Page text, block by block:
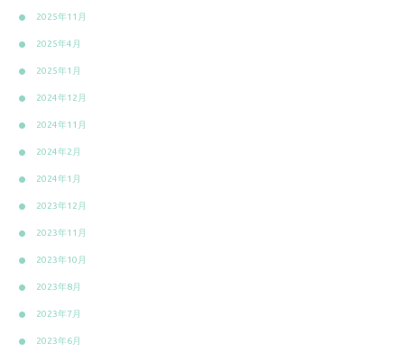
2025年11月
2025年4月
2025年1月
2024年12月
2024年11月
2024年2月
2024年1月
2023年12月
2023年11月
2023年10月
2023年8月
2023年7月
2023年6月